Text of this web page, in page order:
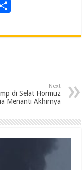
a
Next
di Selat Hormuz
Menanti Akhirnya